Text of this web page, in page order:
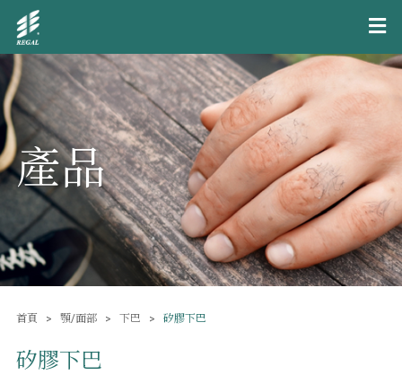
產品
首頁 顎/面部 下巴 矽膠下巴
矽膠下巴